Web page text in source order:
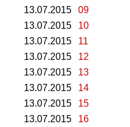
13.07.2015
09
13.07.2015
10
13.07.2015
11
13.07.2015
12
13.07.2015
13
13.07.2015
14
13.07.2015
15
13.07.2015 16